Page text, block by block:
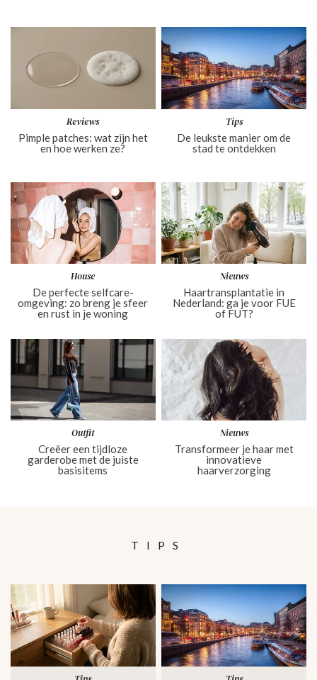
Reviews
Pimple patches: wat zijn het
en hoe werken ze?
Tips
De leukste manier om de
stad te ontdekken
House
De perfecte selfcare-
omgeving: zo breng je sfeer
en rust in je woning
Nieuws
Haartransplantatie in
Nederland: ga je voor FUE
of FUT?
Outfit
Creëer een tijdloze
garderobe met de juiste
basisitems
Nieuws
Transformeer je haar met
innovatieve
haarverzorging
TIPS